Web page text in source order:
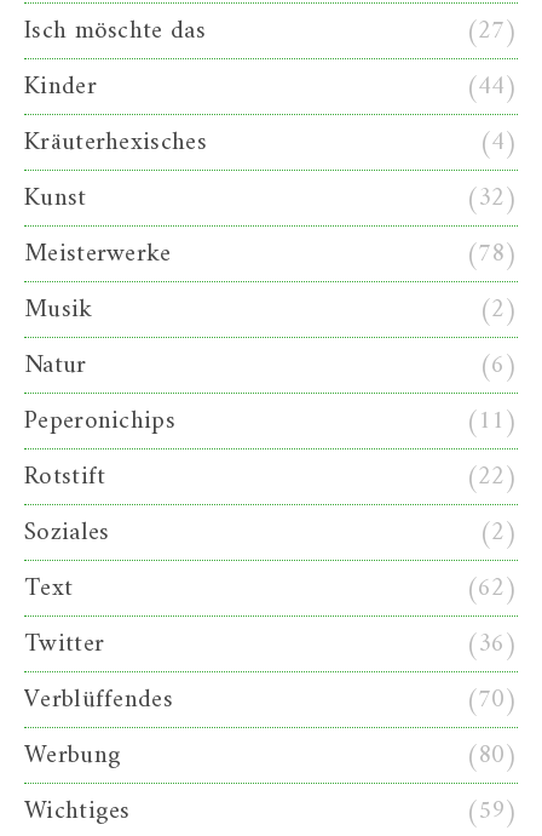
Isch möschte das
(27)
Kinder
(44)
Kräuterhexisches
(4)
Kunst
(32)
Meisterwerke
(78)
Musik
(2)
Natur
(6)
Peperonichips
(11)
Rotstift
(22)
Soziales
(2)
Text
(62)
Twitter
(36)
Verblüffendes
(70)
Werbung
(80)
Wichtiges
(59)